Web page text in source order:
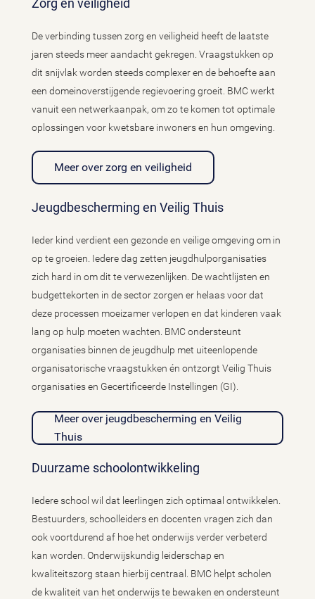
Zorg en veiligheid
De verbinding tussen zorg en veiligheid heeft de laatste
jaren steeds meer aandacht gekregen. Vraagstukken op
dit snijvlak worden steeds complexer en de behoefte aan
een domeinoverstijgende regievoering groeit. BMC werkt
vanuit een netwerkaanpak, om zo te komen tot optimale
oplossingen voor kwetsbare inwoners en hun omgeving.
Meer over zorg en veiligheid
Jeugdbescherming en Veilig Thuis
Ieder kind verdient een gezonde en veilige omgeving om in
op te groeien. Iedere dag zetten jeugdhulporganisaties
zich hard in om dit te verwezenlijken. De wachtlijsten en
budgettekorten in de sector zorgen er helaas voor dat
deze processen moeizamer verlopen en dat kinderen vaak
lang op hulp moeten wachten. BMC ondersteunt
organisaties binnen de jeugdhulp met uiteenlopende
organisatorische vraagstukken én ontzorgt Veilig Thuis
organisaties en Gecertificeerde Instellingen (GI).
Meer over jeugdbescherming en Veilig
Thuis
Duurzame schoolontwikkeling
Iedere school wil dat leerlingen zich optimaal ontwikkelen.
Bestuurders, schoolleiders en docenten vragen zich dan
ook voortdurend af hoe het onderwijs verder verbeterd
kan worden. Onderwijskundig leiderschap en
kwaliteitszorg staan hierbij centraal. BMC helpt scholen
de kwaliteit van het onderwijs te bewaken en ondersteunt